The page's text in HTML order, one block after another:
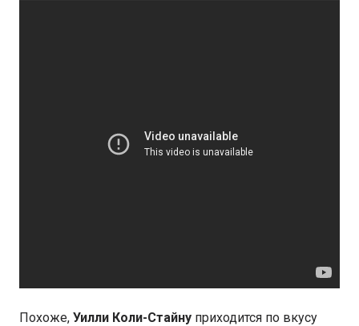
Похоже, Уилли Коли-Стайну приходится по вкусу